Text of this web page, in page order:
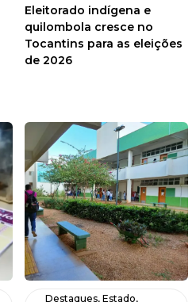
Eleitorado indígena e
quilombola cresce no
Tocantins para as eleições
de 2026
Destaques, Estado,